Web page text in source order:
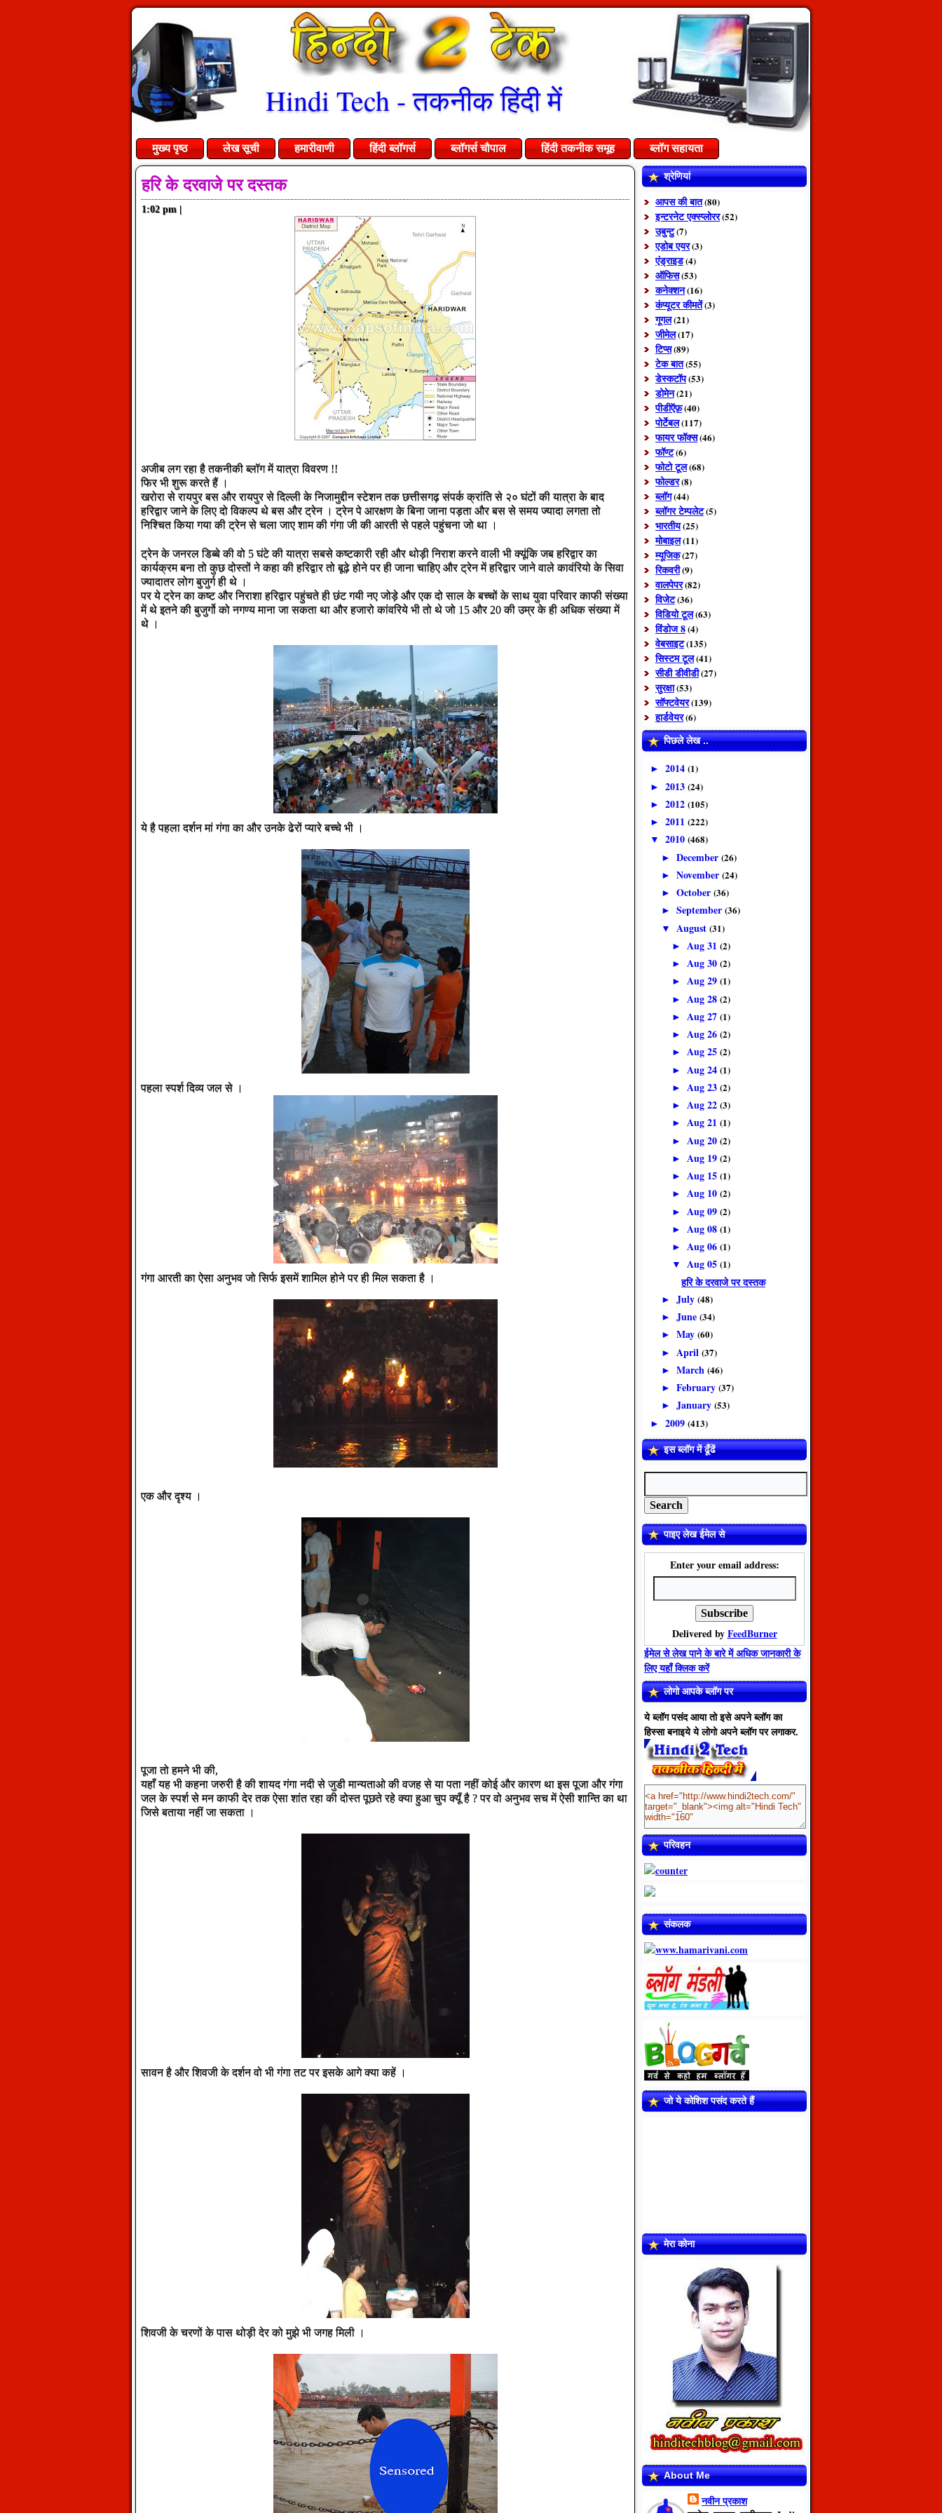
Hindi Tech - तकनीक हिंदी में
मुख्य पृष्ठ लेख सूची हमारीवाणी हिंदी ब्लॉगर्स ब्लॉगर्स चौपाल हिंदी तकनीक समूह ब्लॉग सहायता
हरि के दरवाजे पर दस्तक
1:02 pm |
अजीब लग रहा है तकनीकी ब्लॉग में यात्रा विवरण !!
फिर भी शुरू करते हैं ।
खरोरा से रायपुर बस और रायपुर से दिल्ली के निजामुद्दीन स्टेशन तक छत्तीसगढ़ संपर्क क्रांति से २० घंटों की यात्रा के बाद
हरिद्वार जाने के लिए दो विकल्प थे बस और ट्रेन । ट्रेन पे आरक्षण के बिना जाना पड़ता और बस से समय ज्यादा लगता तो
निश्चित किया गया की ट्रेन से चला जाए शाम की गंगा जी की आरती से पहले पहुंचना जो था ।
ट्रेन के जनरल डिब्बे की वो 5 घंटे की यात्रा सबसे कष्टकारी रही और थोड़ी निराश करने वाली भी क्यूंकि जब हरिद्वार का
कार्यक्रम बना तो कुछ दोस्तों ने कहा की हरिद्वार तो बूढ़े होने पर ही जाना चाहिए और ट्रेन में हरिद्वार जाने वाले कावंरियो के सिवा
ज्यादातर लोग बुजुर्ग ही थे ।
पर ये ट्रेन का कष्ट और निराशा हरिद्वार पहुंचते ही छंट गयी नए जोड़े और एक दो साल के बच्चों के साथ युवा परिवार काफी संख्या
में थे इतने की बुजुर्गो को नगण्य माना जा सकता था और हजारो कांवरिये भी तो थे जो 15 और 20 की उम्र के ही अधिक संख्या में
थे ।
ये है पहला दर्शन मां गंगा का और उनके ढेरों प्यारे बच्चे भी ।
पहला स्पर्श दिव्य जल से ।
गंगा आरती का ऐसा अनुभव जो सिर्फ इसमें शामिल होने पर ही मिल सकता है ।
एक और दृश्य ।
पूजा तो हमने भी की,
यहाँ यह भी कहना जरुरी है की शायद गंगा नदी से जुडी मान्यताओ की वजह से या पता नहीं कोई और कारण था इस पूजा और गंगा
जल के स्पर्श से मन काफी देर तक ऐसा शांत रहा की दोस्त पूछते रहे क्या हुआ चुप क्यूँ है ? पर वो अनुभव सच में ऐसी शान्ति का था
जिसे बताया नहीं जा सकता ।
सावन है और शिवजी के दर्शन वो भी गंगा तट पर इसके आगे क्या कहें ।
शिवजी के चरणों के पास थोड़ी देर को मुझे भी जगह मिली ।
श्रेणियां
आपस की बात(80)
इन्टरनेट एक्स्प्लोरर(52)
उबुन्टु(7)
एडोब एयर(3)
एंड्राइड(4)
ऑफिस(53)
कनेक्शन(16)
कंप्यूटर कीमतें(3)
गूगल(21)
जीमेल(17)
टिप्स(89)
टेक बात(55)
डेस्कटॉप(53)
डोमेन(21)
पीडीऍफ़(40)
पोर्टेबल(117)
फायर फॉक्स(46)
फॉण्ट(6)
फोटो टूल(68)
फोल्डर(8)
ब्लॉग(44)
ब्लॉगर टेम्पलेट(5)
भारतीय(25)
मोबाइल(11)
म्यूजिक(27)
रिकवरी(9)
वालपेपर(82)
विजेट(36)
विडियो टूल(63)
विंडोज 8(4)
वेबसाइट(135)
सिस्टम टूल(41)
सीडी डीवीडी(27)
सुरक्षा(53)
सॉफ्टवेयर(139)
हार्डवेयर(6)
पिछले लेख ..
► 2014 (1)
► 2013 (24)
► 2012 (105)
► 2011 (222)
▼ 2010 (468)
► December (26)
► November (24)
► October (36)
► September (36)
▼ August (31)
► Aug 31(2)
► Aug 30(2)
►Aug 29(1)
► Aug 28(2)
► Aug 27(1)
► Aug 26(2)
►Aug 25(2)
► Aug 24(1)
► Aug 23(2)
► Aug 22(3)
►Aug 21(1)
► Aug 20(2)
► Aug 19(2)
► Aug 15(1)
►Aug 10(2)
► Aug 09(2)
► Aug 08(1)
► Aug 06(1)
▼Aug 05(1)
हरि के दरवाजे पर दस्तक
► July (48)
► June (34)
► May (60)
► April (37)
► March (46)
► February (37)
► January (53)
► 2009 (413)
इस ब्लॉग में ढूँढें
पाइए लेख ईमेल से
Enter your email address:
Delivered byFeedBurner
ईमेल से लेख पाने के बारे में अधिक जानकारी के
लिए यहाँ क्लिक करें
लोगो आपके ब्लॉग पर
ये ब्लॉग पसंद आया तो इसे अपने ब्लॉग का
हिस्सा बनाइये ये लोगो अपने ब्लॉग पर लगाकर.
परिवहन
संकलक
जो ये कोशिश पसंद करते हैं
मेरा कोना
About Me
नवीन प्रकाश